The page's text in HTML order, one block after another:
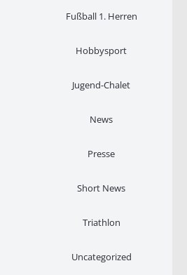
Fußball 1. Herren
Hobbysport
Jugend-Chalet
News
Presse
Short News
Triathlon
Uncategorized